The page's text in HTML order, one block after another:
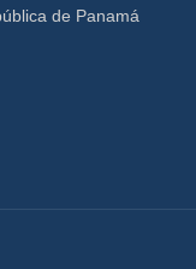
de Panamá